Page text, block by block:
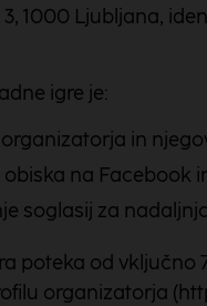
1000 Ljubljana,
igre je:
in
obiska na Facebook
soglasij za
poteka od vključno
organizatorja